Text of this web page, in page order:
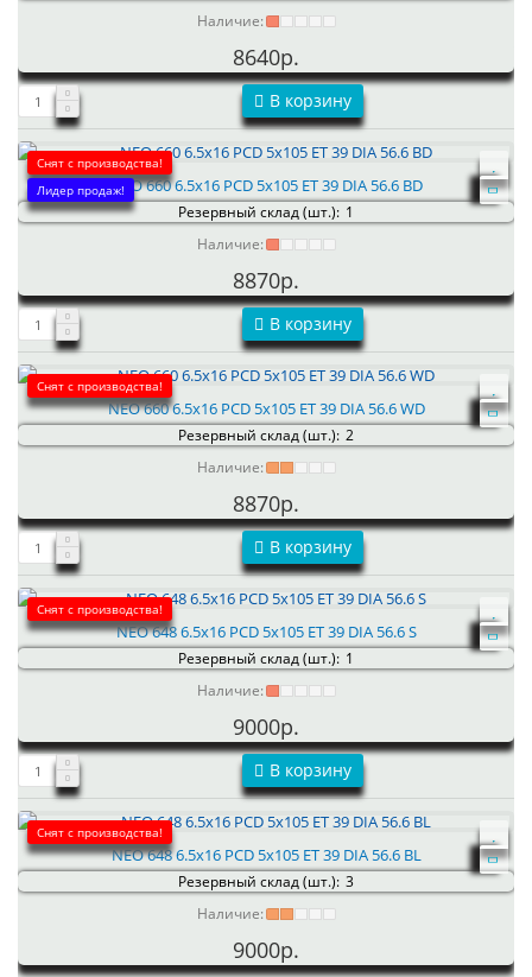
Наличие:
8640р.
В корзину
Снят с производства!
Лидер продаж!NEO 660 6.5x16 PCD 5x105 ET 39 DIA 56.6 BD
Резервный склад (шт.): 1
Наличие:
8870р.
В корзину
Снят с производства!
NEO 660 6.5x16 PCD 5x105 ET 39 DIA 56.6 WD
Резервный склад (шт.): 2
Наличие:
8870р.
В корзину
Снят с производства!
NEO 648 6.5x16 PCD 5x105 ET 39 DIA 56.6 S
Резервный склад (шт.): 1
Наличие:
9000р.
В корзину
Снят с производства!
NEO 648 6.5x16 PCD 5x105 ET 39 DIA 56.6 BL
Резервный склад (шт.): 3
Наличие:
9000р.